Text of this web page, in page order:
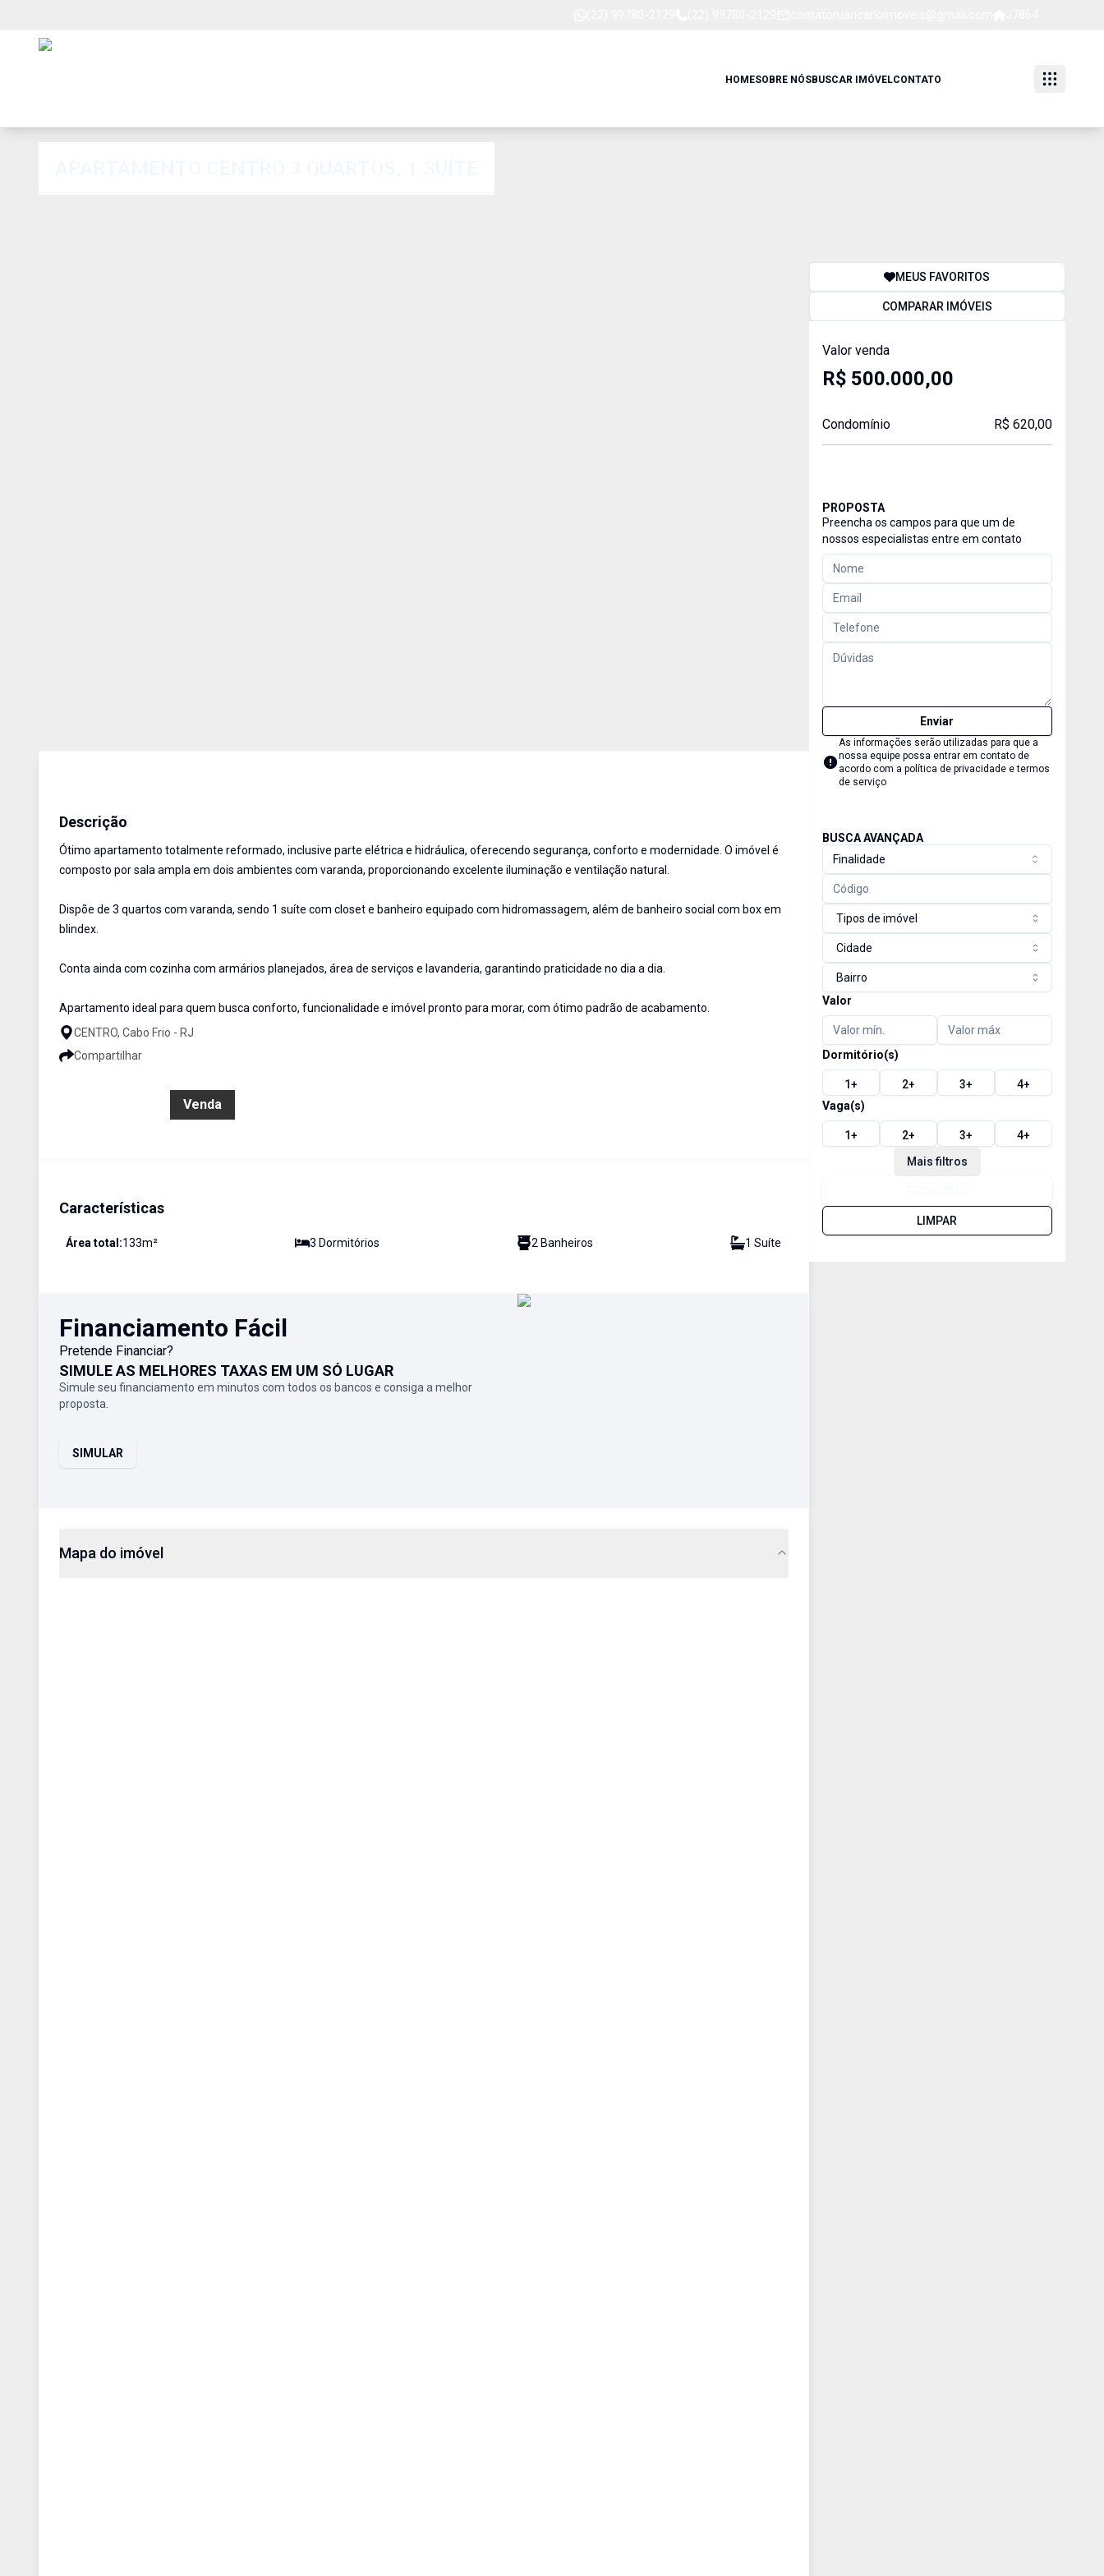
HOMESOBRE NÓSBUSCAR IMÓVELCONTATO
Descrição
Ótimo apartamento totalmente reformado, inclusive parte elétrica e hidráulica, oferecendo segurança, conforto e modernidade. O imóvel é
composto por sala ampla em dois ambientes com varanda, proporcionando excelente iluminação e ventilação natural.
Dispõe de 3 quartos com varanda, sendo 1 suíte com closet e banheiro equipado com hidromassagem, além de banheiro social com box em
blindex.
Conta ainda com cozinha com armários planejados, área de serviços e lavanderia, garantindo praticidade no dia a dia.
Apartamento ideal para quem busca conforto, funcionalidade e imóvel pronto para morar, com ótimo padrão de acabamento.
CENTRO, Cabo Frio - RJ
Compartilhar
Venda
Características
Área total:133m² 3 Dormitórios 2 Banheiros 1 Suíte
Financiamento Fácil
Pretende Financiar?
SIMULE AS MELHORES TAXAS EM UM SÓ LUGAR
Simule seu financiamento em minutos com todos os bancos e consiga a melhor
proposta.
SIMULAR
Mapa do imóvel
MEUS FAVORITOS
COMPARAR IMÓVEIS
Valor venda
R$ 500.000,00
Condomínio R$ 620,00
PROPOSTA
Preencha os campos para que um de
nossos especialistas entre em contato
Enviar
As informações serão utilizadas para que a
nossa equipe possa entrar em contato de
acordo com a política de privacidade e termos
de serviço
BUSCA AVANÇADA
Finalidade
Tipos de imóvel
Cidade
Bairro
Valor
Dormitório(s)
1+ 2+ 3+ 4+
Vaga(s)
1+ 2+ 3+ 4+
Mais filtros
LIMPAR